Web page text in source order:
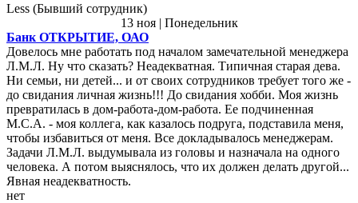
Less (Бывший сотрудник)
13 ноя | Понедельник
Банк ОТКРЫТИЕ, ОАО
Довелось мне работать под началом замечательной менеджера
Л.М.Л. Ну что сказать? Неадекватная. Типичная старая дева.
Ни семьи, ни детей... и от своих сотрудников требует того же -
до свидания личная жизнь!!! До свидания хобби. Моя жизнь
превратилась в дом-работа-дом-работа. Ее подчиненная
М.С.А. - моя коллега, как казалось подруга, подставила меня,
чтобы избавиться от меня. Все докладывалось менеджерам.
Задачи Л.М.Л. выдумывала из головы и назначала на одного
человека. А потом выяснялось, что их должен делать другой...
Явная неадекватность.
нет